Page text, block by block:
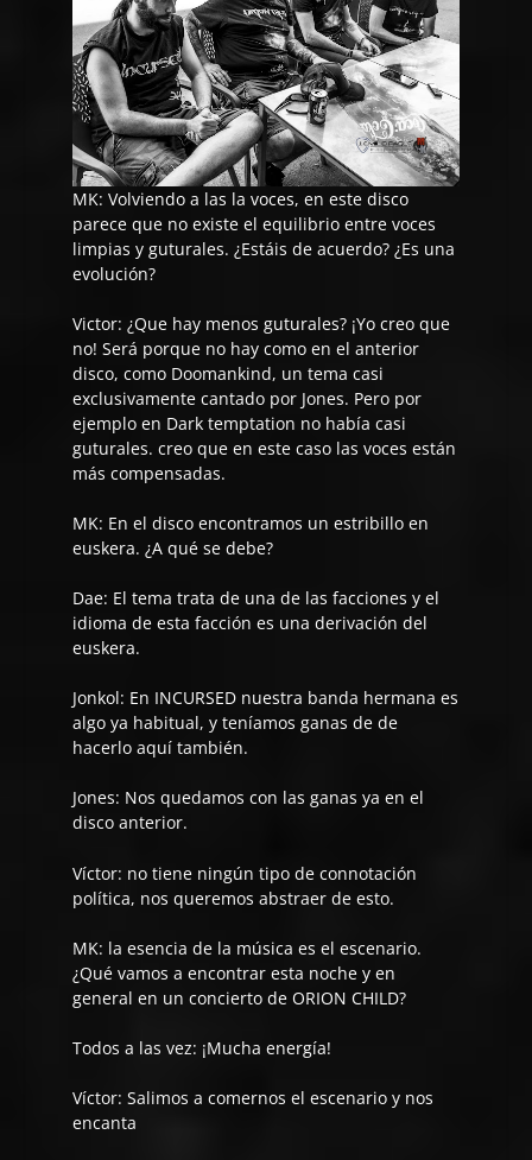
MK: Volviendo a las la voces, en este disco
parece que no existe el equilibrio entre voces
limpias y guturales. ¿Estáis de acuerdo? ¿Es una
evolución?
Victor: ¿Que hay menos guturales? ¡Yo creo que
no! Será porque no hay como en el anterior
disco, como Doomankind, un tema casi
exclusivamente cantado por Jones. Pero por
ejemplo en Dark temptation no había casi
guturales. creo que en este caso las voces están
más compensadas.
MK: En el disco encontramos un estribillo en
euskera. ¿A qué se debe?
Dae: El tema trata de una de las facciones y el
idioma de esta facción es una derivación del
euskera.
Jonkol: En INCURSED nuestra banda hermana es
algo ya habitual, y teníamos ganas de de
hacerlo aquí también.
Jones: Nos quedamos con las ganas ya en el
disco anterior.
Víctor: no tiene ningún tipo de connotación
política, nos queremos abstraer de esto.
MK: la esencia de la música es el escenario.
¿Qué vamos a encontrar esta noche y en
general en un concierto de ORION CHILD?
Todos a las vez: ¡Mucha energía!
Víctor: Salimos a comernos el escenario y nos
encanta